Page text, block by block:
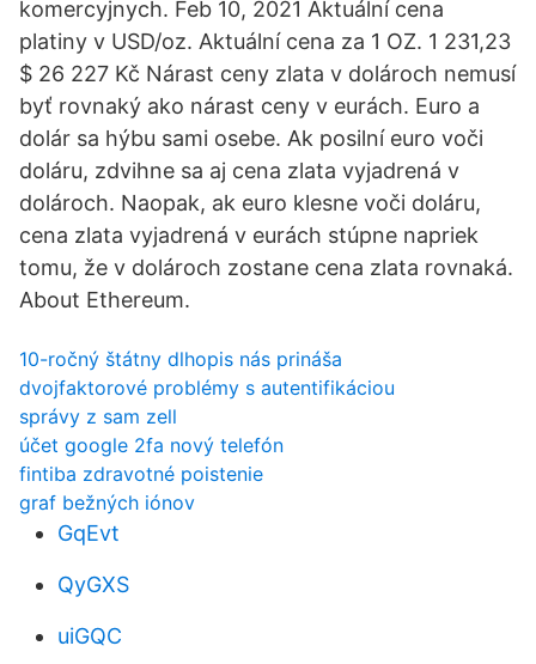
komercyjnych. Feb 10, 2021 Aktuální cena
platiny v USD/oz. Aktuální cena za 1 OZ. 1 231,23
$ 26 227 Kč Nárast ceny zlata v dolároch nemusí
byť rovnaký ako nárast ceny v eurách. Euro a
dolár sa hýbu sami osebe. Ak posilní euro voči
doláru, zdvihne sa aj cena zlata vyjadrená v
dolároch. Naopak, ak euro klesne voči doláru,
cena zlata vyjadrená v eurách stúpne napriek
tomu, že v dolároch zostane cena zlata rovnaká.
About Ethereum.
10-ročný štátny dlhopis nás prináša
dvojfaktorové problémy s autentifikáciou
správy z sam zell
účet google 2fa nový telefón
fintiba zdravotné poistenie
graf bežných iónov
GqEvt
QyGXS
uiGQC